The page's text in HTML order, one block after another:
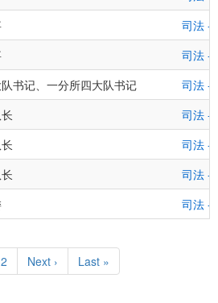
司法 -
司法 -
书记、一分所四大队书记
司法 -
司法 -
司法 -
司法 -
司法 -
Page
2
Next
page
Next ›
Last
page
Last »